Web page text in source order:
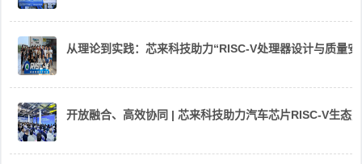
从理论到实践：芯来科技助力“RISC-V处理器设计与质量
开放融合、高效协同 | 芯来科技助力汽车芯片RISC-V生态